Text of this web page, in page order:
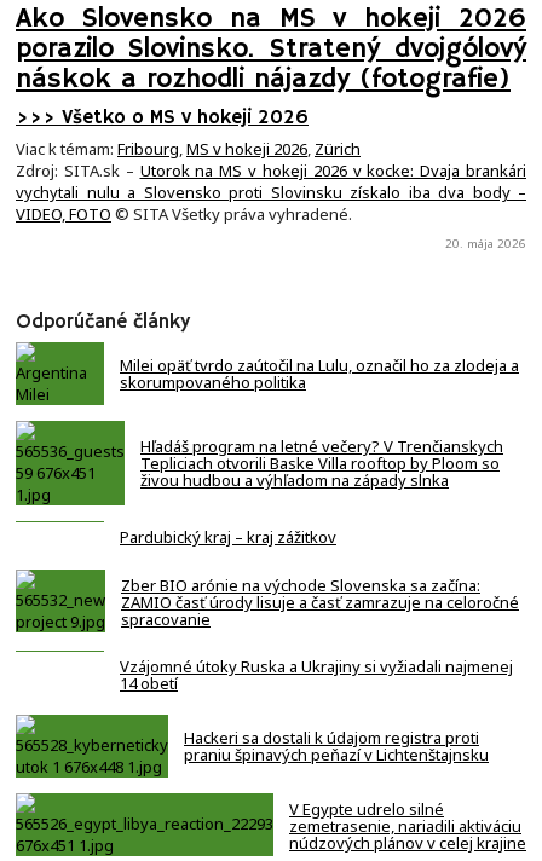
Ako Slovensko na MS v hokeji 2026
porazilo Slovinsko. Stratený dvojgólový
náskok a rozhodli nájazdy (fotografie)
>>> Všetko o MS v hokeji 2026
Viac k témam: Fribourg,MS v hokeji 2026, Zürich
Zdroj: SITA.sk – Utorok na MS v hokeji 2026 v kocke: Dvaja brankári
vychytali nulu a Slovensko proti Slovinsku získalo iba dva body –
VIDEO, FOTO © SITA Všetky práva vyhradené.
20. mája 2026
Odporúčané články
Milei opäť tvrdo zaútočil na Lulu, označil ho za zlodeja a
skorumpovaného politika
Hľadáš program na letné večery? V Trenčianskych
Tepliciach otvorili Baske Villa rooftop by Ploom so
živou hudbou a výhľadom na západy slnka
Pardubický kraj – kraj zážitkov
Zber BIO arónie na východe Slovenska sa začína:
ZAMIO časť úrody lisuje a časť zamrazuje na celoročné
spracovanie
Vzájomné útoky Ruska a Ukrajiny si vyžiadali najmenej
14 obetí
Hackeri sa dostali k údajom registra proti
praniu špinavých peňazí v Lichtenštajnsku
V Egypte udrelo silné
zemetrasenie, nariadili aktiváciu
núdzových plánov v celej krajine